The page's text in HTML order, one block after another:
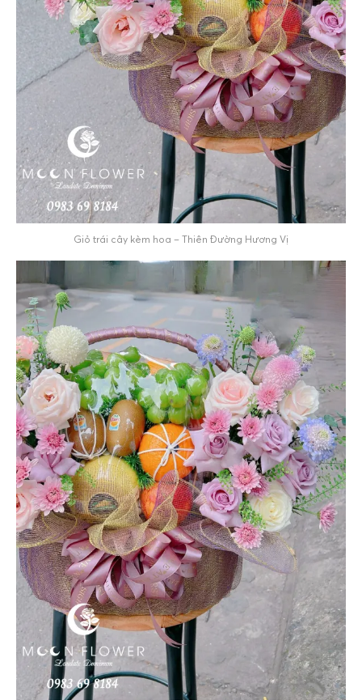
Giỏ trái cây kèm hoa – Thiên Đường Hương Vị